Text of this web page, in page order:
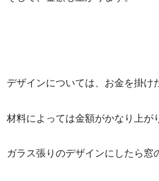
デザインについては、お金を掛け
材料によっては金額がかなり上が
ガラス張りのデザインにしたら窓